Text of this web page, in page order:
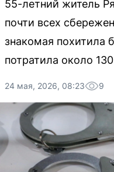
55-летний житель
почти всех
знакомая похитила
потратила около
24 мая, 2026, 08:23 9